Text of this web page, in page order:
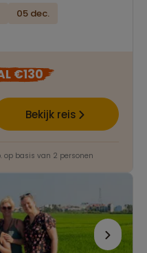
05 dec.
€130
Bekijk reis
op basis van 2 personen